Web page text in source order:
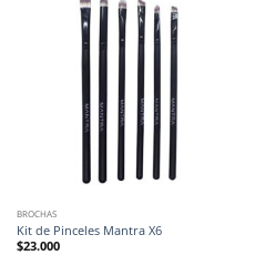
BROCHAS
Kit de Pinceles Mantra X6
$23.000